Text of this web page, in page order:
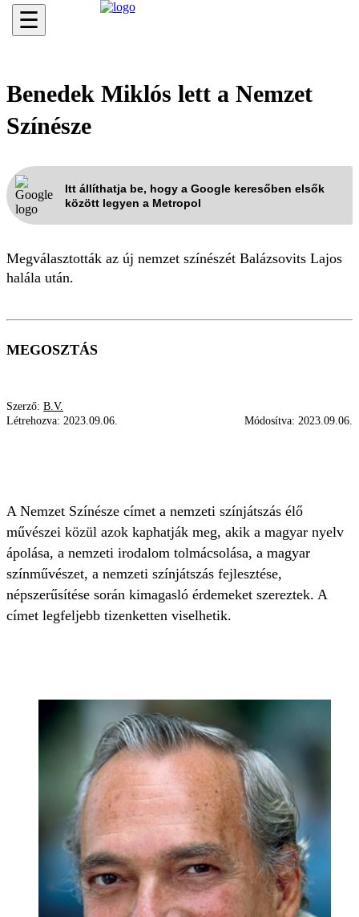
☰
Benedek Miklós lett a Nemzet
Színésze
Itt állíthatja be, hogy a Google keresőben elsők
között legyen a Metropol
Megválasztották az új nemzet színészét Balázsovits Lajos
halála után.
MEGOSZTÁS
Szerző: B.V.
Létrehozva: 2023.09.06. Módosítva: 2023.09.06.
A Nemzet Színésze címet a nemzeti színjátszás élő
művészei közül azok kaphatják meg, akik a magyar nyelv
ápolása, a nemzeti irodalom tolmácsolása, a magyar
színművészet, a nemzeti színjátszás fejlesztése,
népszerűsítése során kimagasló érdemeket szereztek. A
címet legfeljebb tizenketten viselhetik.